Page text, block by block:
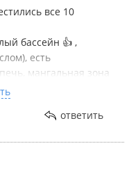
все 10
бассейн 👍 ,
есть
мангальная зона
всё показали,
ответить